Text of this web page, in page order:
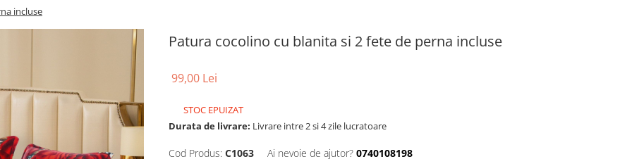
incluse
Patura cocolino cu blanita si 2 fete de perna incluse
99,00 Lei
STOC EPUIZAT
Durata de livrare: Livrare intre 2 si 4 zile lucratoare
Cod Produs: C1063 Ai nevoie de ajutor? 0740108198